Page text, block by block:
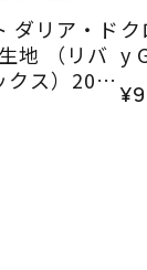
ダリア・ド
地 （リバ
ス）2026
y